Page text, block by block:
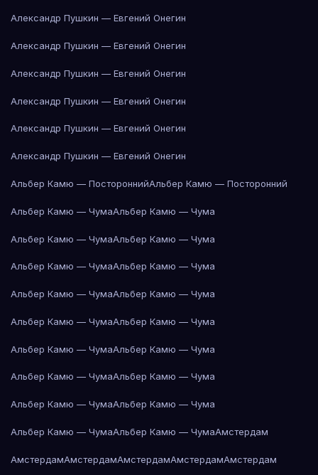
Александр Пушкин — Евгений Онегин
Александр Пушкин — Евгений Онегин
Александр Пушкин — Евгений Онегин
Александр Пушкин — Евгений Онегин
Александр Пушкин — Евгений Онегин
Александр Пушкин — Евгений Онегин
Альбер Камю — ПостороннийАльбер Камю — Посторонний
Альбер Камю — ЧумаАльбер Камю — Чума
Альбер Камю — ЧумаАльбер Камю — Чума
Альбер Камю — ЧумаАльбер Камю — Чума
Альбер Камю — ЧумаАльбер Камю — Чума
Альбер Камю — ЧумаАльбер Камю — Чума
Альбер Камю — ЧумаАльбер Камю — Чума
Альбер Камю — ЧумаАльбер Камю — Чума
Альбер Камю — ЧумаАльбер Камю — Чума
Альбер Камю — ЧумаАльбер Камю — ЧумаАмстердам
АмстердамАмстердамАмстердамАмстердамАмстердам